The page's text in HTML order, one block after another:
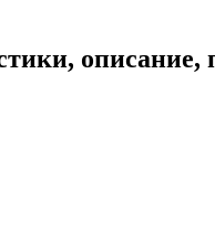
описание,